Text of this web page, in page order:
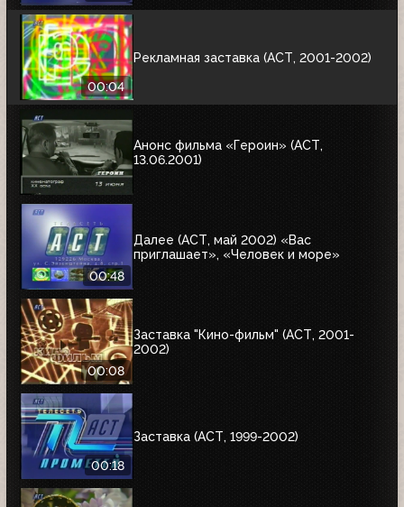
00:04
Рекламная заставка (АСТ, 2001-2002)
Анонс фильма «Героин» (АСТ,
13.06.2001)
00:48
Далее (АСТ, май 2002) «Вас
приглашает», «Человек и море»
00:08
Заставка "Кино-фильм" (АСТ, 2001-
2002)
00:18
Заставка (АСТ, 1999-2002)